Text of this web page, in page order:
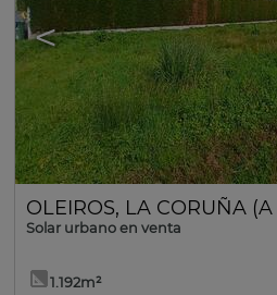
<
OLEIROS, LA CORUÑA
Solar urbano en venta
1.192m²